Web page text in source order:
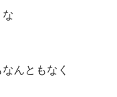
な
んともなく